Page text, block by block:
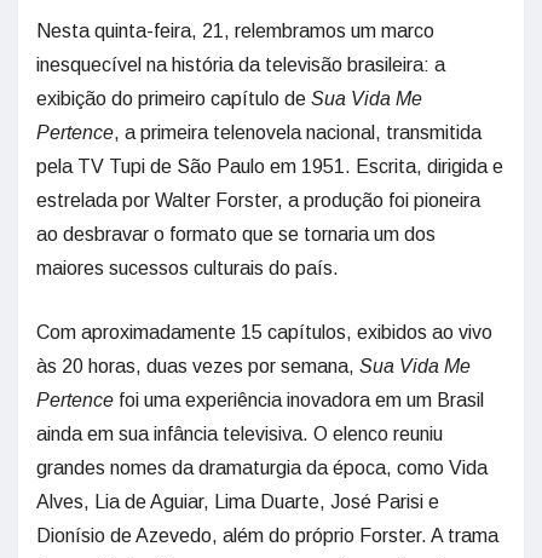
Nesta quinta-feira, 21, relembramos um marco
inesquecível na história da televisão brasileira: a
exibição do primeiro capítulo de Sua Vida Me
Pertence, a primeira telenovela nacional, transmitida
pela TV Tupi de São Paulo em 1951. Escrita, dirigida e
estrelada por Walter Forster, a produção foi pioneira
ao desbravar o formato que se tornaria um dos
maiores sucessos culturais do país.
Com aproximadamente 15 capítulos, exibidos ao vivo
às 20 horas, duas vezes por semana, Sua Vida Me
Pertence foi uma experiência inovadora em um Brasil
ainda em sua infância televisiva. O elenco reuniu
grandes nomes da dramaturgia da época, como Vida
Alves, Lia de Aguiar, Lima Duarte, José Parisi e
Dionísio de Azevedo, além do próprio Forster. A trama